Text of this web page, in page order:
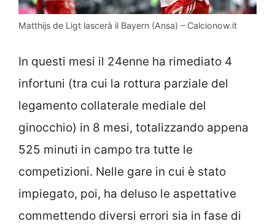
Matthijs de Ligt lascerà il Bayern (Ansa) – Calcionow.it
In questi mesi il 24enne ha rimediato 4
infortuni (tra cui la rottura parziale del
legamento collaterale mediale del
ginocchio) in 8 mesi, totalizzando appena
525 minuti in campo tra tutte le
competizioni. Nelle gare in cui è stato
impiegato, poi, ha deluso le aspettative
commettendo diversi errori sia in fase di